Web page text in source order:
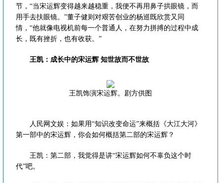
节，“当宋运辉变得越来越稳重，我便不再用鼻子拱眼镜，而
用手去扶眼镜。”董子健则对艰苦创业的杨巡既欣赏又同
情，“他就像电视机前每一个普通人，在努力拼搏的过程中成
长，既有挫折，也有收获。”
王凯：成长中的宋运辉 知世故而不世故
王凯饰演宋运辉。剧方供图
人民网文娱：如果用“知识改变命运”来概括《大江大河》
第一部中的宋运辉，你会如何概括第二部的宋运辉？
王凯：第二部，我觉得是讲“宋运辉如何不辜负这个时
代”吧。